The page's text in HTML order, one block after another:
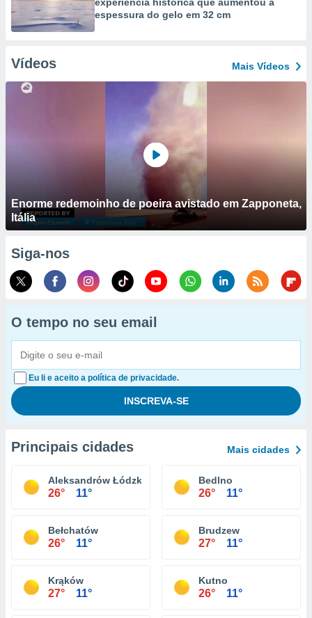
espessura do gelo em 32 cm
Vídeos Mais Vídeos
Enorme redemoinho de poeira avistado em Zapponeta,
Itália
Siga-nos
O tempo no seu email
Eu li e aceito a política de privacidade.
Principais cidades Mais cidades
Aleksandrów Łódzki
26° 11°
Bedlno
26° 11°
Bełchatów
26° 11°
Brudzew
27° 11°
Krąków
27° 11°
Kutno
26° 11°